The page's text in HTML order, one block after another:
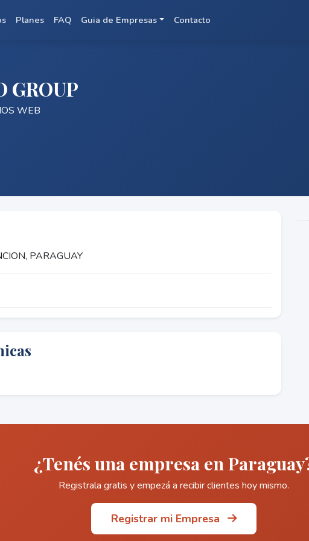
Planes FAQ Guia de Empresas Contacto
GROUP
WEB
PARAGUAY
¿Tenés una empresa en
Registrala gratis y empezá a recibir clientes hoy mismo.
Registrar mi Empresa